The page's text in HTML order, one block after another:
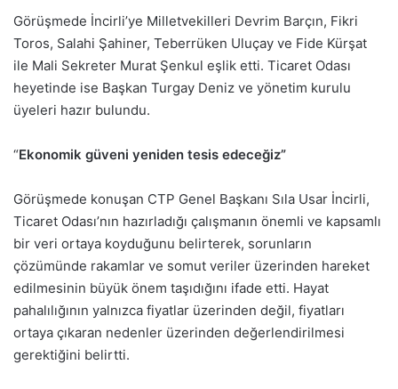
Görüşmede İncirli’ye Milletvekilleri Devrim Barçın, Fikri
Toros, Salahi Şahiner, Teberrüken Uluçay ve Fide Kürşat
ile Mali Sekreter Murat Şenkul eşlik etti. Ticaret Odası
heyetinde ise Başkan Turgay Deniz ve yönetim kurulu
üyeleri hazır bulundu.
“Ekonomik güveni yeniden tesis edeceğiz”
Görüşmede konuşan CTP Genel Başkanı Sıla Usar İncirli,
Ticaret Odası’nın hazırladığı çalışmanın önemli ve kapsamlı
bir veri ortaya koyduğunu belirterek, sorunların
çözümünde rakamlar ve somut veriler üzerinden hareket
edilmesinin büyük önem taşıdığını ifade etti. Hayat
pahalılığının yalnızca fiyatlar üzerinden değil, fiyatları
ortaya çıkaran nedenler üzerinden değerlendirilmesi
gerektiğini belirtti.